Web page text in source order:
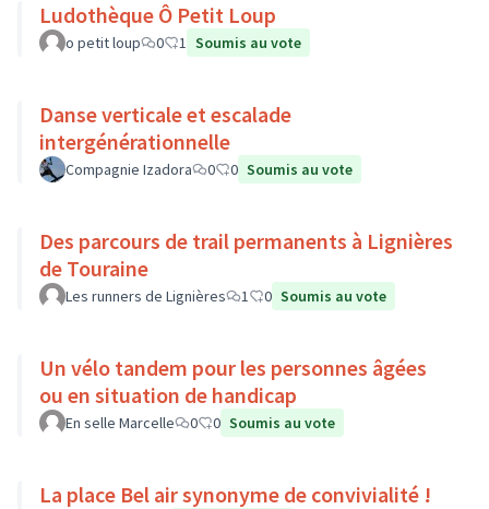
Ludothèque Ô Petit Loup
o petit loup 0 1 Soumis au vote
Danse verticale et escalade
intergénérationnelle
Compagnie Izadora 0 0 Soumis au vote
Des parcours de trail permanents à Lignières
de Touraine
Les runners de Lignières 1 0 Soumis au vote
Un vélo tandem pour les personnes âgées
ou en situation de handicap
En selle Marcelle 0 0 Soumis au vote
La place Bel air synonyme de convivialité !